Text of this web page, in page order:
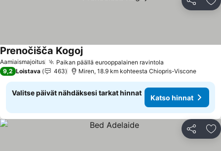
Jaa
Aamiaismajoitus Paikan päällä eurooppalainen ravintola
Prenočišča Kogoj
9,2 Loistava 463 Miren, 18.9 km kohteesta Chiopris-Viscone
Valitse päivät nähdäksesi tarkat hinnat
Katso hinnat
Jaa